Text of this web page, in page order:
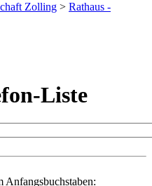
Zolling > Rathaus -
Liste
Anfangsbuchstaben: